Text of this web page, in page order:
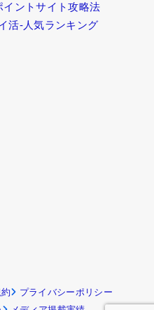
イントサイト攻略法
活-人気ランキング
プライバシーポリシー